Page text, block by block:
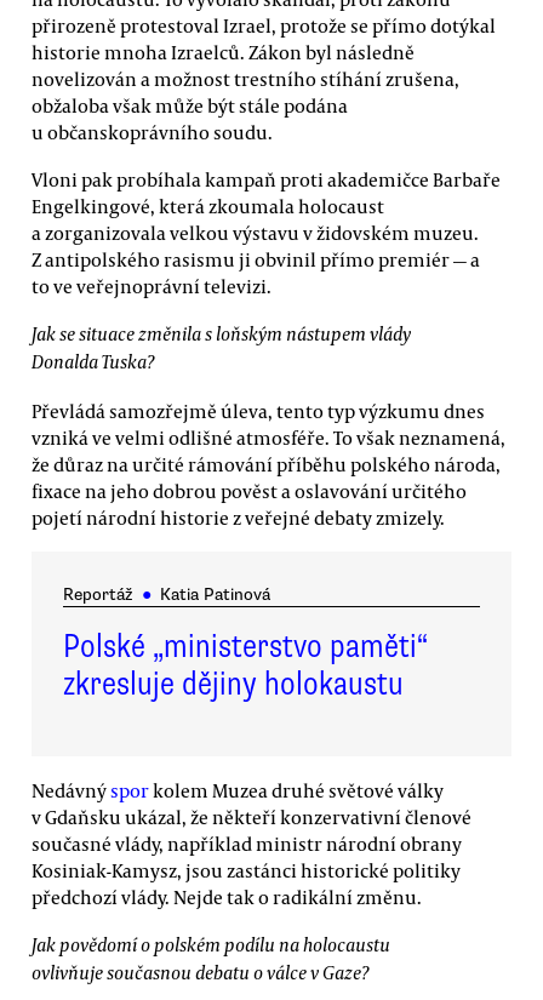
přirozeně protestoval Izrael, protože se přímo dotýkal
historie mnoha Izraelců. Zákon byl následně
novelizován a možnost trestního stíhání zrušena,
obžaloba však může být stále podána
u občanskoprávního soudu.
Vloni pak probíhala kampaň proti akademičce Barbaře
Engelkingové, která zkoumala holocaust
a zorganizovala velkou výstavu v židovském muzeu.
Z antipolského rasismu ji obvinil přímo premiér — a
to ve veřejnoprávní televizi.
Jak se situace změnila s loňským nástupem vlády
Donalda Tuska?
Převládá samozřejmě úleva, tento typ výzkumu dnes
vzniká ve velmi odlišné atmosféře. To však neznamená,
že důraz na určité rámování příběhu polského národa,
fixace na jeho dobrou pověst a oslavování určitého
pojetí národní historie z veřejné debaty zmizely.
Reportáž ● Katia Patinová
Polské „ministerstvo paměti“
zkresluje dějiny holokaustu
Nedávnýsporkolem Muzea druhé světové války
v Gdaňsku ukázal, že někteří konzervativní členové
současné vlády, například ministr národní obrany
Kosiniak-Kamysz, jsou zastánci historické politiky
předchozí vlády. Nejde tak o radikální změnu.
Jak povědomí o polském podílu na holocaustu
ovlivňuje současnou debatu o válce v Gaze?